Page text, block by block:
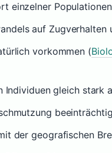
einzelner Populationen
auf Zugverhalten
vorkommen (
Individuen gleich stark
der geografischen